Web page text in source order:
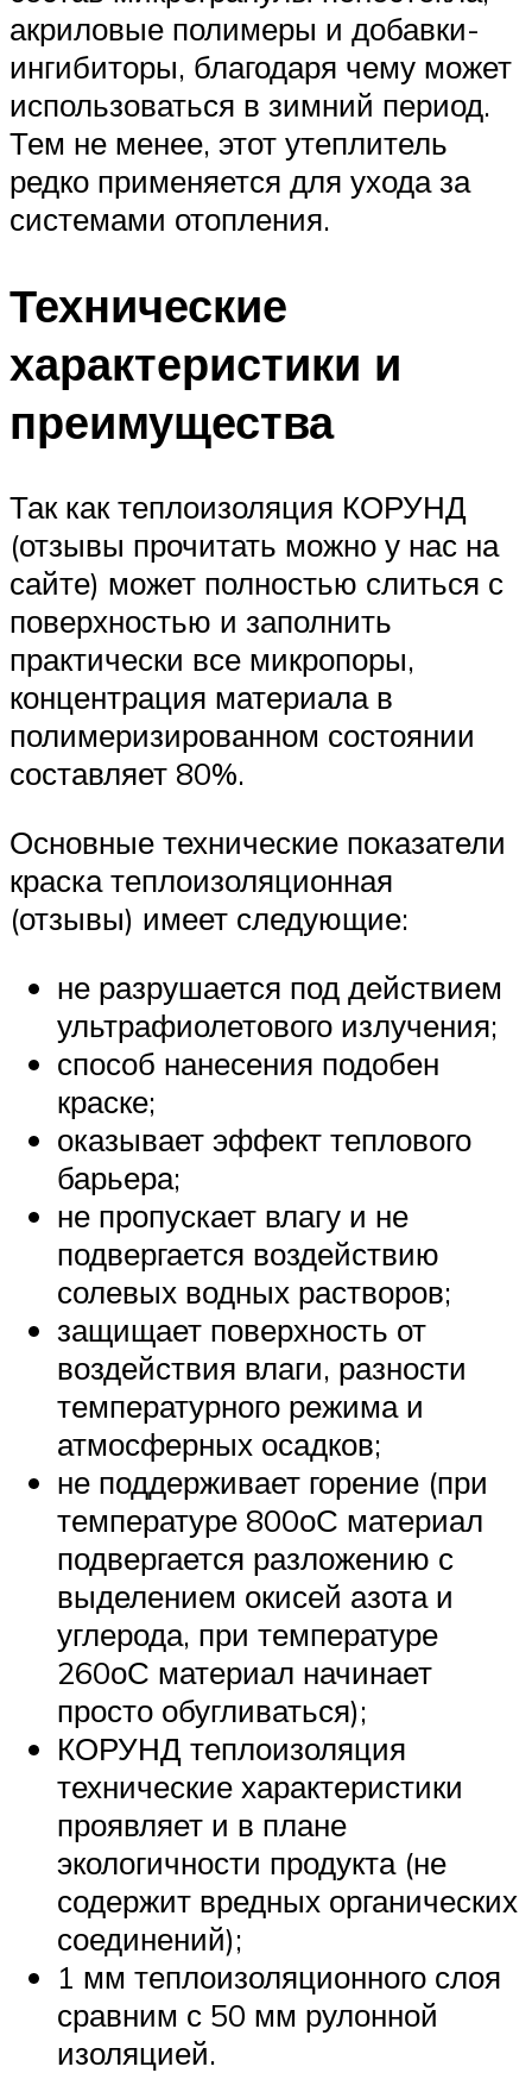
акриловые полимеры и добавки-
ингибиторы, благодаря чему может
использоваться в зимний период.
Тем не менее, этот утеплитель
редко применяется для ухода за
системами отопления.
Технические
характеристики и
преимущества
Так как теплоизоляция КОРУНД
(отзывы прочитать можно у нас на
сайте) может полностью слиться с
поверхностью и заполнить
практически все микропоры,
концентрация материала в
полимеризированном состоянии
составляет 80%.
Основные технические показатели
краска теплоизоляционная
(отзывы) имеет следующие:
не разрушается под действием
ультрафиолетового излучения;
способ нанесения подобен
краске;
оказывает эффект теплового
барьера;
не пропускает влагу и не
подвергается воздействию
солевых водных растворов;
защищает поверхность от
воздействия влаги, разности
температурного режима и
атмосферных осадков;
не поддерживает горение (при
температуре 800оС материал
подвергается разложению с
выделением окисей азота и
углерода, при температуре
260оС материал начинает
просто обугливаться);
КОРУНД теплоизоляция
технические характеристики
проявляет и в плане
экологичности продукта (не
содержит вредных органических
соединений);
1 мм теплоизоляционного слоя
сравним с 50 мм рулонной
изоляцией.